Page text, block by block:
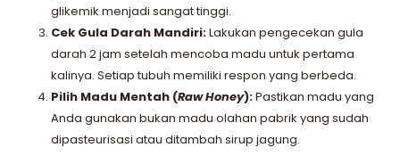
glikemik menjadi sangat tinggi.
Cek Gula Darah Mandiri:Lakukan pengecekan gula
darah 2 jam setelah mencoba madu untuk pertama
kalinya. Setiap tubuh memiliki respon yang berbeda.
Pilih Madu Mentah (Raw Honey):Pastikan madu yang
Anda gunakan bukan madu olahan pabrik yang sudah
dipasteurisasi atau ditambah sirup jagung.